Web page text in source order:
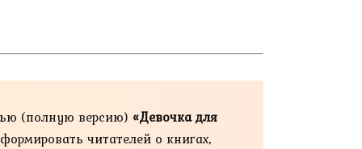
(полную версию) «Девочка для
читателей о книгах,